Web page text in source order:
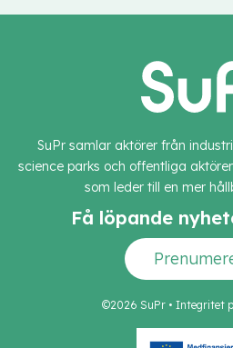
SuPr samlar aktörer från
science parks och offentliga
som leder till en mer
Få löpande
©2026 SuPr • Integritet